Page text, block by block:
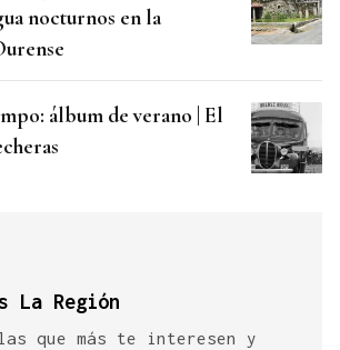
nocturnos en la
álbum de verano | El
La Región
que más te interesen y